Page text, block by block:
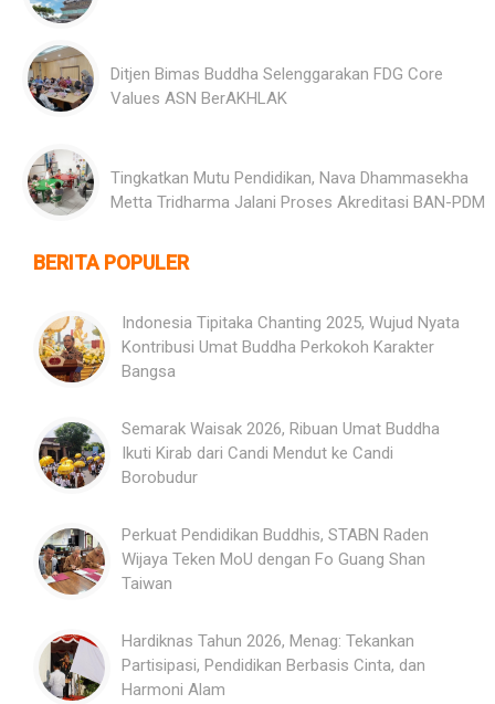
Ditjen Bimas Buddha Selenggarakan FDG Core
Values ASN BerAKHLAK
Tingkatkan Mutu Pendidikan, Nava Dhammasekha
Metta Tridharma Jalani Proses Akreditasi BAN-PDM
BERITA POPULER
Indonesia Tipitaka Chanting 2025, Wujud Nyata
Kontribusi Umat Buddha Perkokoh Karakter
Bangsa
Semarak Waisak 2026, Ribuan Umat Buddha
Ikuti Kirab dari Candi Mendut ke Candi
Borobudur
Perkuat Pendidikan Buddhis, STABN Raden
Wijaya Teken MoU dengan Fo Guang Shan
Taiwan
Hardiknas Tahun 2026, Menag: Tekankan
Partisipasi, Pendidikan Berbasis Cinta, dan
Harmoni Alam